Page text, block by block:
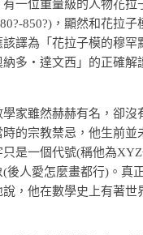
一位重量級的人物花拉
850?)，顯然和花拉
該譯為「花拉子模的穆罕
納多‧達文西」的正確解
家雖然赫赫有名，卻沒
的宗教禁忌，他生前並
是一個代號(稱他為
(後人愛怎麼畫都行)。真
說，他在數學史上有著世